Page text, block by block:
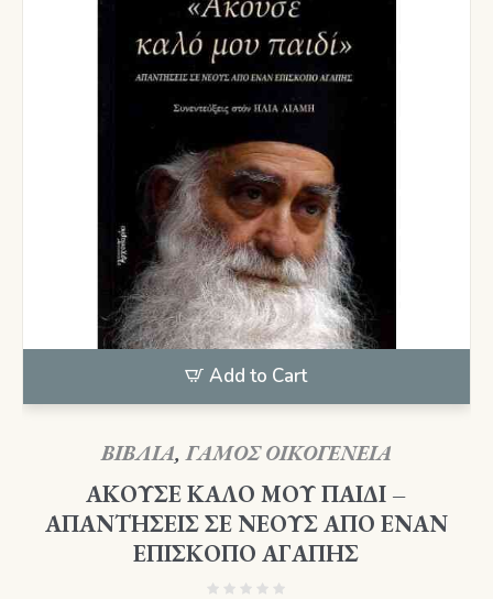
Add to Cart
ΒΙΒΛΙΑ,ΓΑΜΟΣ ΟΙΚΟΓΕΝΕΙΑ
ΑΚΟΥΣΕ ΚΑΛΟ ΜΟΥ ΠΑΙΔΙ –
ΑΠΑΝΤΗΣΕΙΣ ΣΕ ΝΕΟΥΣ ΑΠΟ ΕΝΑΝ
ΕΠΙΣΚΟΠΟ ΑΓΑΠΗΣ